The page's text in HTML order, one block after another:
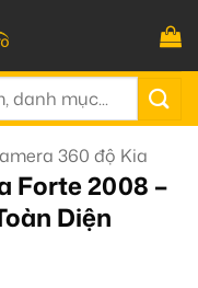
360 độ Kia
Forte 2008 –
Diện